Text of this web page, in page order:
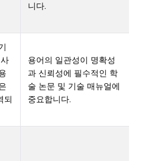
니다.
되
용어의 일관성이 명확성
과 신뢰성에 필수적인 학
술 논문 및 기술 매뉴얼에
중요합니다.